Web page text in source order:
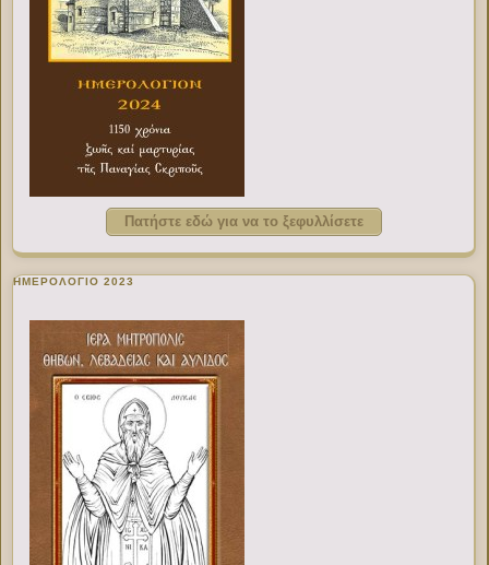
Πατήστε εδώ για να το ξεφυλλίσετε
ΗΜΕΡΟΛΟΓΙΟ 2023